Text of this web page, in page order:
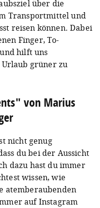
über die
Transportmittel und
reisen können. Dabei
Finger, To-
hilft uns
Urlaub grüner zu
von Marius
nicht genug
du bei der Aussicht
dazu hast du immer
wissen, wie
atemberaubenden
auf Instagram